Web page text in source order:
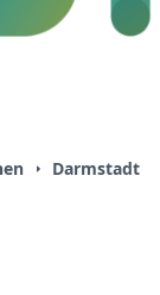
Darmstadt